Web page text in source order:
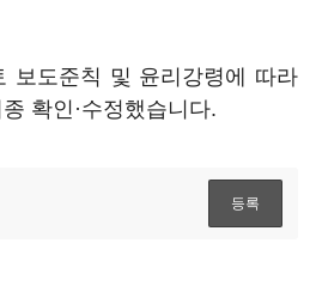
보도준칙 및 윤리강령에 따라
확인·수정했습니다.